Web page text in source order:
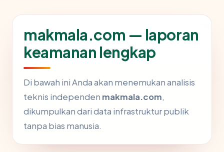
makmala.com — laporan
keamanan lengkap
Di bawah ini Anda akan menemukan analisis
teknis independen makmala.com,
dikumpulkan dari data infrastruktur publik
tanpa bias manusia.